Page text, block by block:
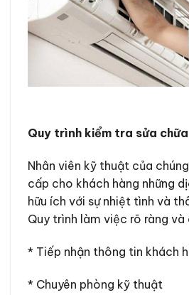
Quy trình kiểm tra sửa
Nhân viên kỹ thuật của
cấp cho khách hàng những
hữu ích với sự nhiệt tình và
Quy trình làm việc rõ ràng và
* Tiếp nhận thông tin khách
* Chuyên phòng kỹ thuật